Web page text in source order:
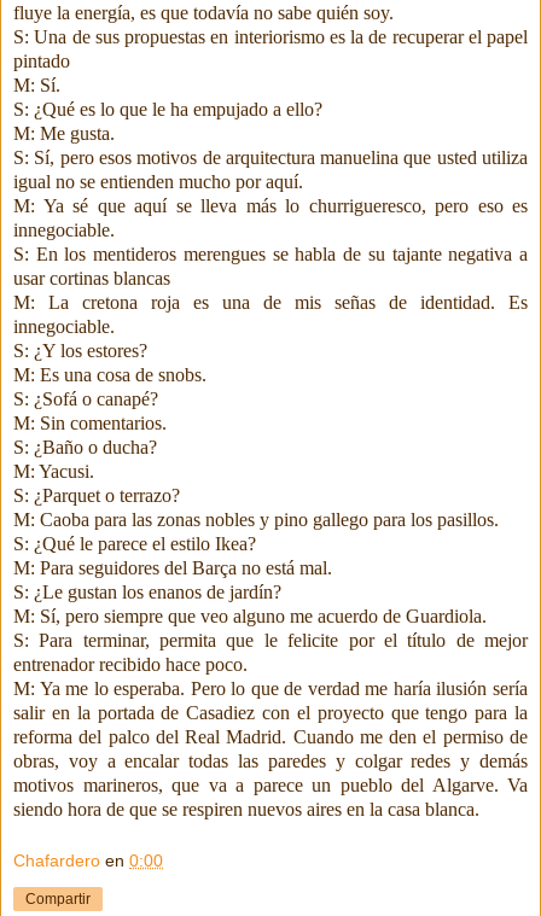
fluye la energía, es que todavía no sabe quién soy.
S: Una de sus propuestas en interiorismo es la de recuperar el papel
pintado
M: Sí.
S: ¿Qué es lo que le ha empujado a ello?
M: Me gusta.
S: Sí, pero esos motivos de arquitectura manuelina que usted utiliza
igual no se entienden mucho por aquí.
M: Ya sé que aquí se lleva más lo churrigueresco, pero eso es
innegociable.
S: En los mentideros merengues se habla de su tajante negativa a
usar cortinas blancas
M: La cretona roja es una de mis señas de identidad. Es
innegociable.
S: ¿Y los estores?
M: Es una cosa de snobs.
S: ¿Sofá o canapé?
M: Sin comentarios.
S: ¿Baño o ducha?
M: Yacusi.
S: ¿Parquet o terrazo?
M: Caoba para las zonas nobles y pino gallego para los pasillos.
S: ¿Qué le parece el estilo Ikea?
M: Para seguidores del Barça no está mal.
S: ¿Le gustan los enanos de jardín?
M: Sí, pero siempre que veo alguno me acuerdo de Guardiola.
S: Para terminar, permita que le felicite por el título de mejor
entrenador recibido hace poco.
M: Ya me lo esperaba. Pero lo que de verdad me haría ilusión sería
salir en la portada de Casadiez con el proyecto que tengo para la
reforma del palco del Real Madrid. Cuando me den el permiso de
obras, voy a encalar todas las paredes y colgar redes y demás
motivos marineros, que va a parece un pueblo del Algarve. Va
siendo hora de que se respiren nuevos aires en la casa blanca.
Chafardero en 0:00
Compartir